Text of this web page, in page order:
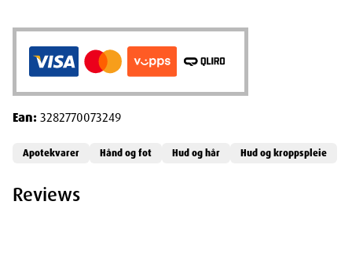
Ean:3282770073249
Apotekvarer Hånd og fot Hud og hår Hud og kroppspleie
Reviews